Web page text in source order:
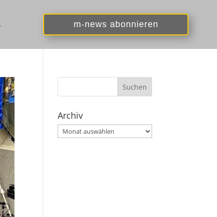
m-news abonnieren
Archiv
Archiv